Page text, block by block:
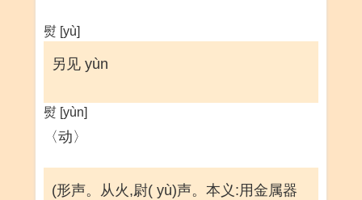
熨 [yù]
另见 yùn
熨 [yùn]
〈动〉
(形声。从火,尉( yù)声。本义:用金属器